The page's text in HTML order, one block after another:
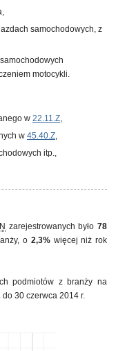
samochodowych, z
motocykli.
w 22.11.Z,
w 45.40.Z,
itp.,
zarejestrowanych było78
o 2,3%więcej niż rok
podmiotów z branży na
do 30 czerwca 2014 r.